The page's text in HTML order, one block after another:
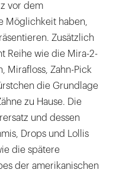
vor dem
Möglichkeit haben,
Zusätzlich
Reihe wie die Mira-2-
Mirafloss, Zahn-Pick
die Grundlage
zu Hause. Die
und dessen
Drops und Lollis
die spätere
der amerikanischen